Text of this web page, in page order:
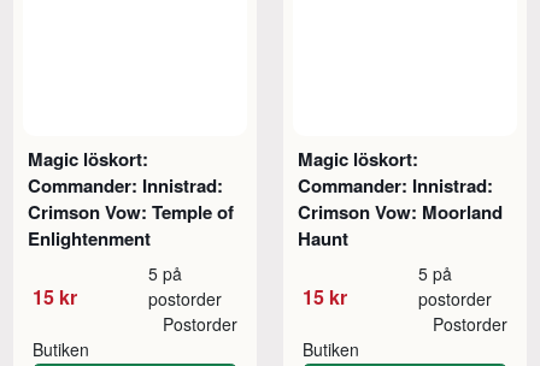
Magic löskort:
Commander: Innistrad:
Crimson Vow: Temple of
Enlightenment
15 kr
5 på
postorder
Butiken
Postorder
Magic löskort:
Commander: Innistrad:
Crimson Vow: Moorland
Haunt
15 kr
5 på
postorder
Butiken
Postorder